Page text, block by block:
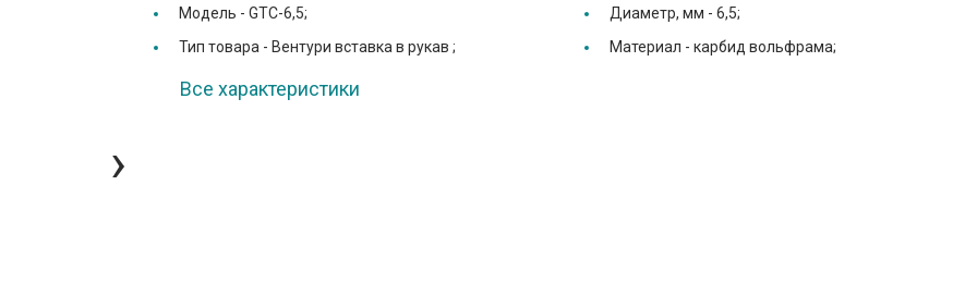
›
Модель -GTC-6,5; Диаметр, мм -6,5;
Тип товара - Вентури вставка в рукав ; Материал -карбид вольфрама;
Все характеристики